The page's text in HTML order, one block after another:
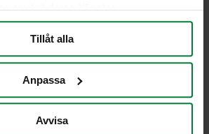
använt deras tjänster.
Tillåt alla
Anpassa
Avvisa